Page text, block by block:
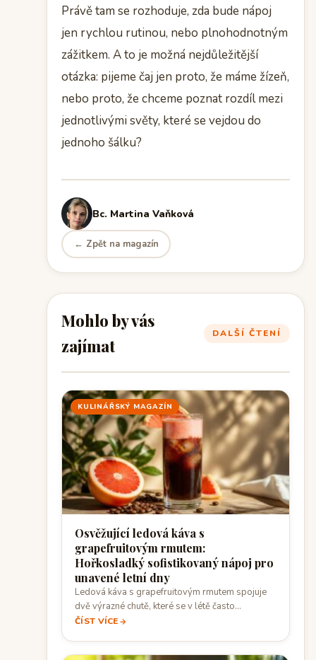
Právě tam se rozhoduje, zda bude nápoj
jen rychlou rutinou, nebo plnohodnotným
zážitkem. A to je možná nejdůležitější
otázka: pijeme čaj jen proto, že máme žízeň,
nebo proto, že chceme poznat rozdíl mezi
jednotlivými světy, které se vejdou do
jednoho šálku?
Bc. Martina Vaňková
← Zpět na magazín
Mohlo by vás
zajímat
DALŠÍ ČTENÍ
KULINÁŘSKÝ MAGAZÍN
Osvěžující ledová káva s
grapefruitovým rmutem:
Hořkosladký sofistikovaný nápoj pro
unavené letní dny
Ledová káva s grapefruitovým rmutem spojuje
dvě výrazné chutě, které se v létě často…
ČÍST VÍCE